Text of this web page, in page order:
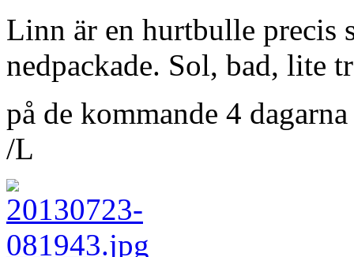
Linn är en hurtbulle precis
nedpackade. Sol, bad, lite
på de kommande 4
/L